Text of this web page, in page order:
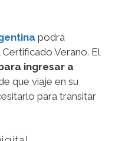
podrá
Verano. El
ingresar a
que viaje en su
para transitar